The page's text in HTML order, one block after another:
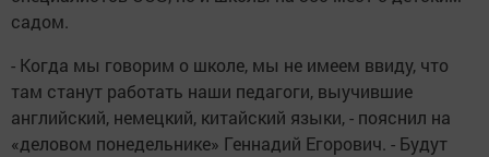
садом.
- Когда мы говорим о школе, мы не имеем ввиду, что
там станут работать наши педагоги, выучившие
английский, немецкий, китайский языки, - пояснил на
«деловом понедельнике» Геннадий Егорович. - Будут